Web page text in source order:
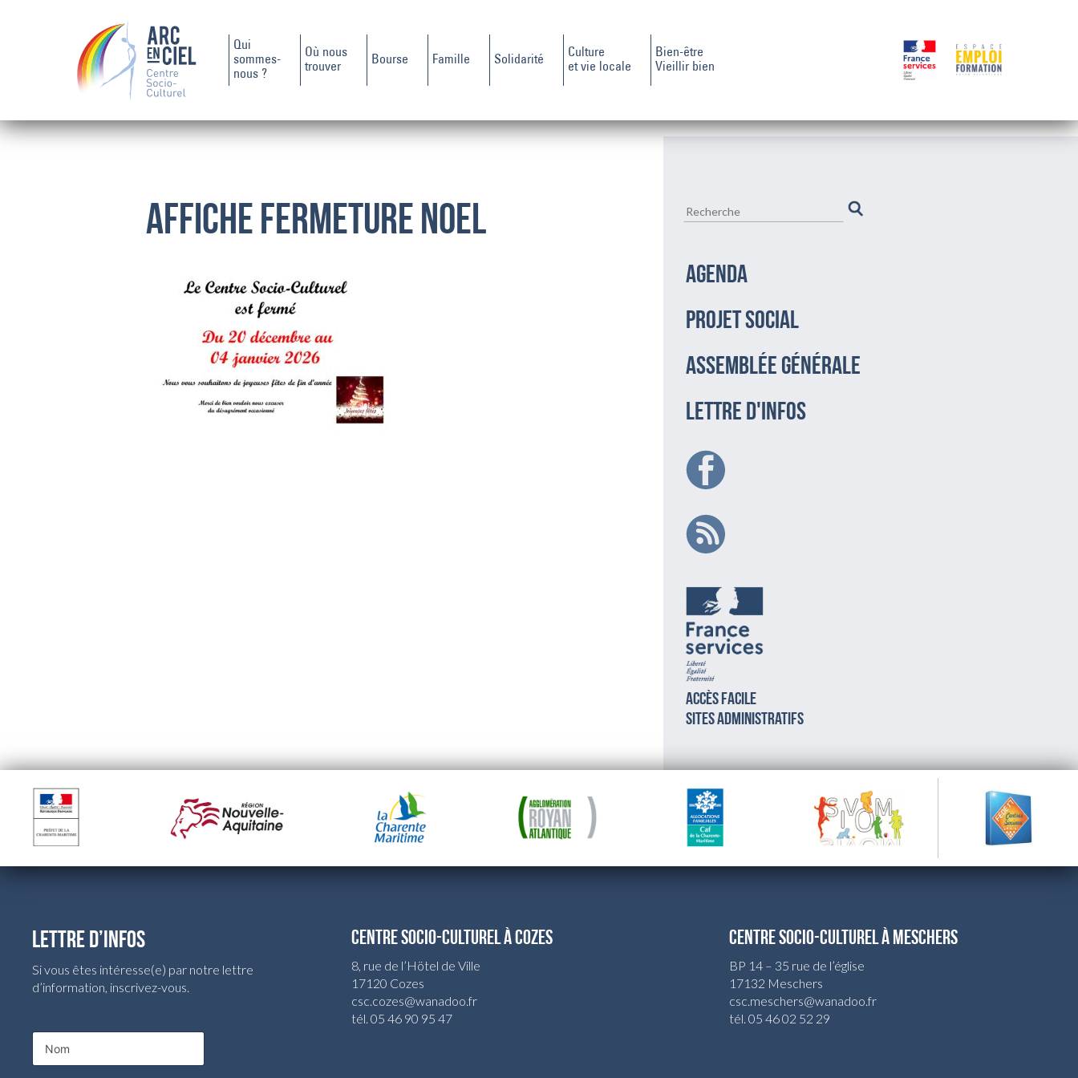
Qui
sommes-
nous ?
Où nous
trouver
Bourse Famille Solidarité
Culture
et vie locale
Bien-être
Vieillir bien
AFFICHE FERMETURE noel
AGENDA
PROJET SOCIAL
assemblée générale
LETTRE D'INFOS
Accès facile
sites administratifs
LETTRE D’INFOS
Si vous êtes intéresse(e) par notre lettre
d’information, inscrivez-vous.
a
N
m
CENTRE SOCIO-CULTUREL À COZES
8, rue de l’Hötel de Ville
17120 Cozes
csc.cozes@wanadoo.fr
tél. 05 46 90 95 47
CENTRE SOCIO-CULTUREL À MESCHERS
BP 14 – 35 rue de l’église
17132 Meschers
csc.meschers@wanadoo.fr
tél. 05 46 02 52 29